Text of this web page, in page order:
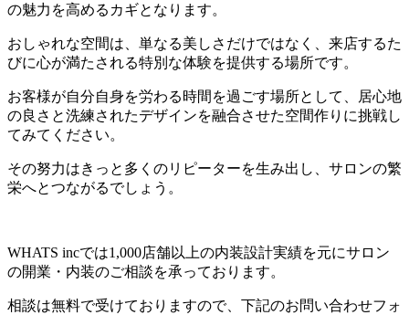
の魅力を高めるカギとなります。
おしゃれな空間は、単なる美しさだけではなく、来店するた
びに心が満たされる特別な体験を提供する場所です。
お客様が自分自身を労わる時間を過ごす場所として、居心地
の良さと洗練されたデザインを融合させた空間作りに挑戦し
てみてください。
その努力はきっと多くのリピーターを生み出し、サロンの繁
栄へとつながるでしょう。
WHATS incでは1,000店舗以上の内装設計実績を元にサロン
の開業・内装のご相談を承っております。
相談は無料で受けておりますので、下記のお問い合わせフォ